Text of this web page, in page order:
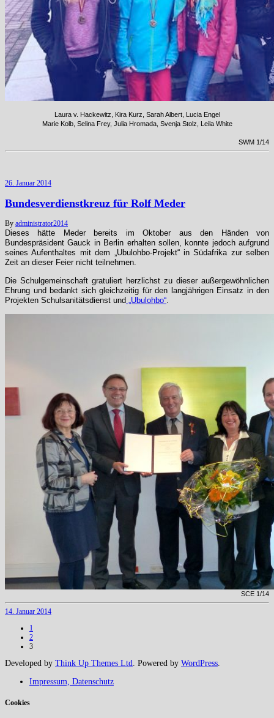
Laura v. Hackewitz, Kira Kurz, Sarah Albert, Lucia Engel
Marie Kolb, Selina Frey, Julia Hromada, Svenja Stolz, Leila White
SWM 1/14
26. Januar 2014
Bundesverdienstkreuz für Rolf Meder
By administrator2014
Dieses hätte Meder bereits im Oktober aus den Händen von
Bundespräsident Gauck in Berlin erhalten sollen, konnte jedoch aufgrund
seines Aufenthaltes mit dem „Ubulohbo-Projekt“ in Südafrika zur selben
Zeit an dieser Feier nicht teilnehmen.
Die Schulgemeinschaft gratuliert herzlichst zu dieser außergewöhnlichen
Ehrung und bedankt sich gleichzeitig für den langjährigen Einsatz in den
Projekten Schulsanitätsdienst und „Ubulohbo“.
SCE 1/14
14. Januar 2014
1
2
3
Developed by Think Up Themes Ltd. Powered by WordPress.
Impressum, Datenschutz
Cookies